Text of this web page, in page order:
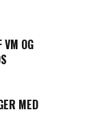
OG
MED